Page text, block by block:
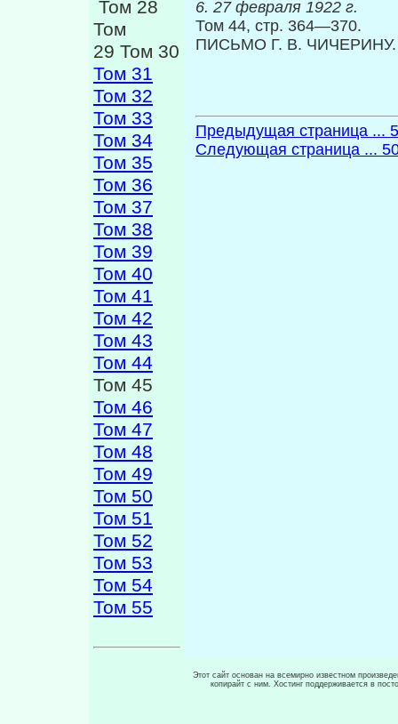
Том 28
Том
29 Том 30
Том 31
Том 32
Том 33
Том 34
Том 35
Том 36
Том 37
Том 38
Том 39
Том 40
Том 41
Том 42
Том 43
Том 44
Том 45
Том 46
Том 47
Том 48
Том 49
Том 50
Том 51
Том 52
Том 53
Том 54
Том 55
6. 27 февраля 1922 г.
Том 44, стр. 364—370.
ПИСЬМО Г. В.
Предыдущая страница ...
Следующая страница ...
Этот сайт основан на всемирно известном
копирайт с ним. Хостинг поддерживается в